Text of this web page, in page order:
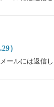
）
ールには返